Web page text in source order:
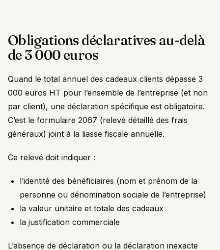
Obligations déclaratives au-delà
de 3 000 euros
Quand le total annuel des cadeaux clients dépasse 3
000 euros HT pour l’ensemble de l’entreprise (et non
par client), une déclaration spécifique est obligatoire.
C’est le formulaire 2067 (relevé détaillé des frais
généraux) joint à la liasse fiscale annuelle.
Ce relevé doit indiquer :
l’identité des bénéficiaires (nom et prénom de la
personne ou dénomination sociale de l’entreprise)
la valeur unitaire et totale des cadeaux
la justification commerciale
L’absence de déclaration ou la déclaration inexacte